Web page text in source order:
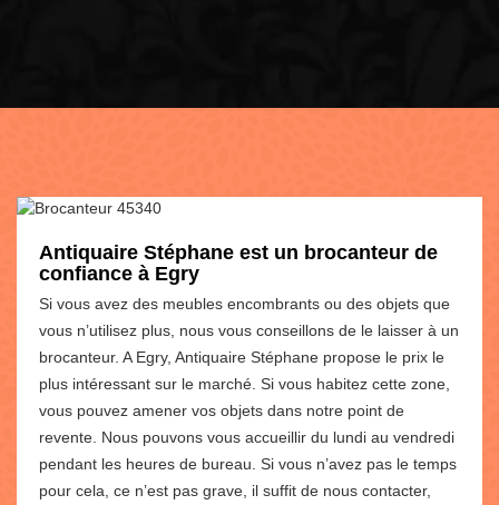
Antiquaire Stéphane est un brocanteur de
confiance à Egry
Si vous avez des meubles encombrants ou des objets que
vous n’utilisez plus, nous vous conseillons de le laisser à un
brocanteur. A Egry, Antiquaire Stéphane propose le prix le
plus intéressant sur le marché. Si vous habitez cette zone,
vous pouvez amener vos objets dans notre point de
revente. Nous pouvons vous accueillir du lundi au vendredi
pendant les heures de bureau. Si vous n’avez pas le temps
pour cela, ce n’est pas grave, il suffit de nous contacter,